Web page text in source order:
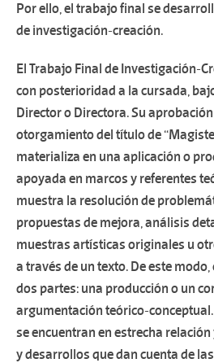
Por ello, el trabajo final se
de investigación-creación.
El Trabajo Final de Investigación-
con posterioridad a la cursada,
Director o Directora. Su
otorgamiento del título de
materializa en una aplicación o
apoyada en marcos y referentes
muestra la resolución de
propuestas de mejora, análisis
muestras artísticas originales u
a través de un texto. De este
dos partes: una producción o un
argumentación teórico-
se encuentran en estrecha
y desarrollos que dan cuenta de